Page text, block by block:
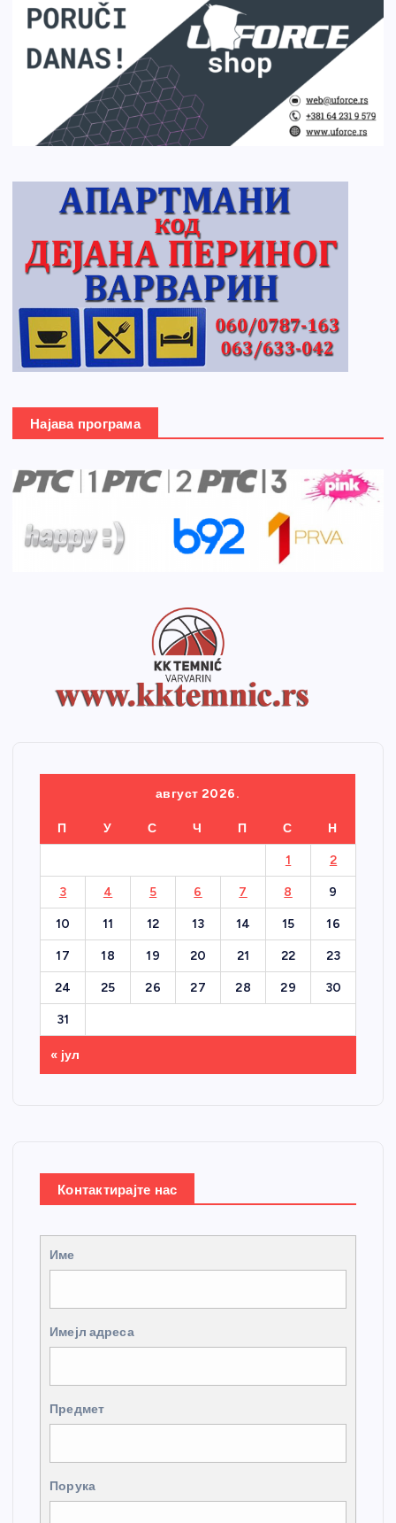
Најава програма
август 2026.
П У С Ч П С Н
1 2
3 4 5 6 7 8 9
10 11 12 13 14 15 16
17 18 19 20 21 22 23
24 25 26 27 28 29 30
31
« јул
Контактирајте нас
Име
Имејл адреса
Предмет
Порука